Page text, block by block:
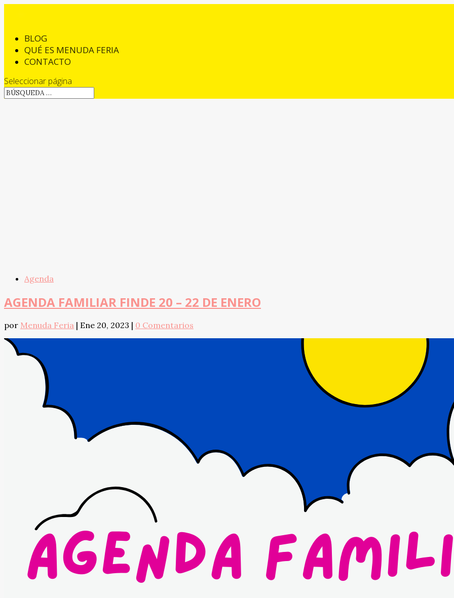
BLOG
QUÉ ES MENUDA FERIA
CONTACTO
Seleccionar página
Agenda
AGENDA FAMILIAR FINDE 20 – 22 DE ENERO
por Menuda Feria | Ene 20, 2023 | 0 Comentarios